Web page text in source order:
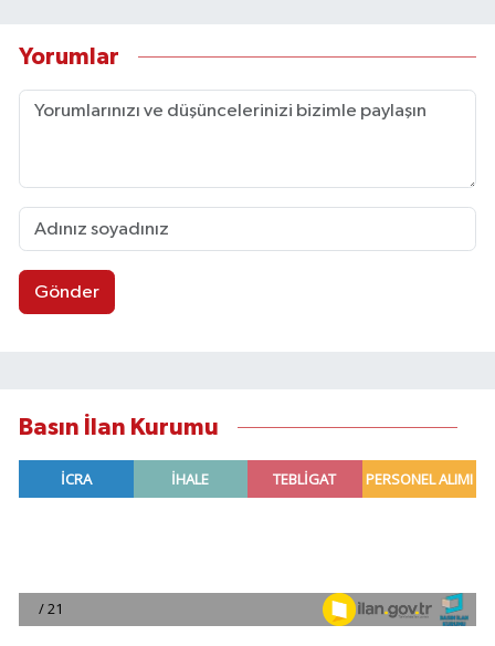
Yorumlar
Gönder
Basın İlan Kurumu